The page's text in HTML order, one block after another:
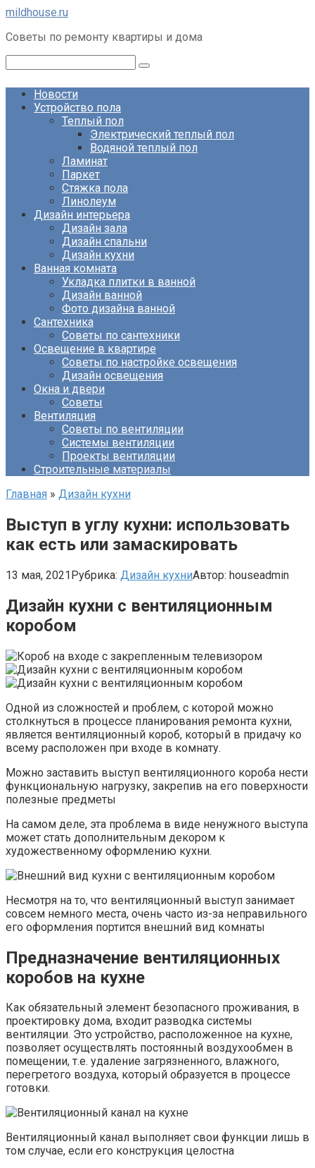
Перейти
контенту
mildhouse.ru
Советы по ремонту квартиры и дома
Новости
Устройство пола
Теплый пол
Электрический теплый пол
Водяной теплый пол
Ламинат
Паркет
Стяжка пола
Линолеум
Дизайн интерьера
Дизайн зала
Дизайн спальни
Дизайн кухни
Ванная комната
Укладка плитки в ванной
Дизайн ванной
Фото дизайна ванной
Сантехника
Советы по сантехники
Освещение в квартире
Советы по настройке освещения
Дизайн освещения
Окна и двери
Советы
Вентиляция
Советы по вентиляции
Системы вентиляции
Проекты вентиляции
Строительные материалы
Главная » Дизайн кухни
Выступ в углу кухни: использовать
как есть или замаскировать
13 мая, 2021Рубрика: Дизайн кухниАвтор: houseadmin
Дизайн кухни с вентиляционным
коробом
Одной из сложностей и проблем, с которой можно
столкнуться в процессе планирования ремонта кухни,
является вентиляционный короб, который в придачу ко
всему расположен при входе в комнату.
Можно заставить выступ вентиляционного короба нести
функциональную нагрузку, закрепив на его поверхности
полезные предметы
На самом деле, эта проблема в виде ненужного выступа
может стать дополнительным декором к
художественному оформлению кухни.
Несмотря на то, что вентиляционный выступ занимает
совсем немного места, очень часто из-за неправильного
его оформления портится внешний вид комнаты
Предназначение вентиляционных
коробов на кухне
Как обязательный элемент безопасного проживания, в
проектировку дома, входит разводка системы
вентиляции. Это устройство, расположенное на кухне,
позволяет осуществлять постоянный воздухообмен в
помещении, т.е. удаление загрязненного, влажного,
перегретого воздуха, который образуется в процессе
готовки.
Вентиляционный канал выполняет свои функции лишь в
том случае, если его конструкция целостна